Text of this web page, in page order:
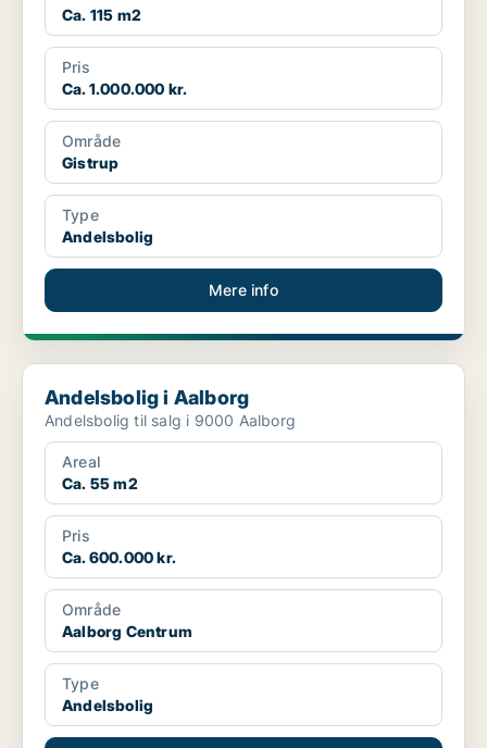
Ca. 115 m2
Pris
Ca. 1.000.000 kr.
Område
Gistrup
Type
Andelsbolig
Mere info
Andelsbolig i Aalborg
Andelsbolig i Aalborg
Andelsbolig til salg i 9000 Aalborg
Areal
Ca. 55 m2
Pris
Ca. 600.000 kr.
Område
Aalborg Centrum
Type
Andelsbolig